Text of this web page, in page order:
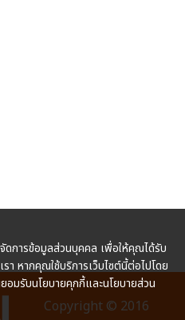
Copyright © 2016
ดการข้อมูลส่วนบุคคล เพื่อให้คุณได้รับ
า หากคุณใช้บริการเว็บไซต์นี้ต่อไปโดย
มรับนโยบายคุกกี้และนโยบายส่วน